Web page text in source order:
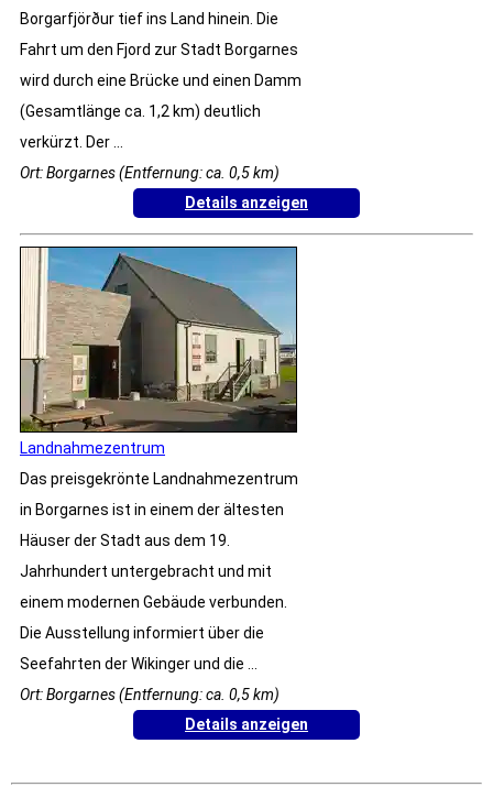
Borgarfjörður tief ins Land hinein. Die
Fahrt um den Fjord zur Stadt Borgarnes
wird durch eine Brücke und einen Damm
(Gesamtlänge ca. 1,2 km) deutlich
verkürzt. Der ...
Ort: Borgarnes (Entfernung: ca. 0,5 km)
Details anzeigen
Landnahmezentrum
Das preisgekrönte Landnahmezentrum
in Borgarnes ist in einem der ältesten
Häuser der Stadt aus dem 19.
Jahrhundert untergebracht und mit
einem modernen Gebäude verbunden.
Die Ausstellung informiert über die
Seefahrten der Wikinger und die ...
Ort: Borgarnes (Entfernung: ca. 0,5 km)
Details anzeigen